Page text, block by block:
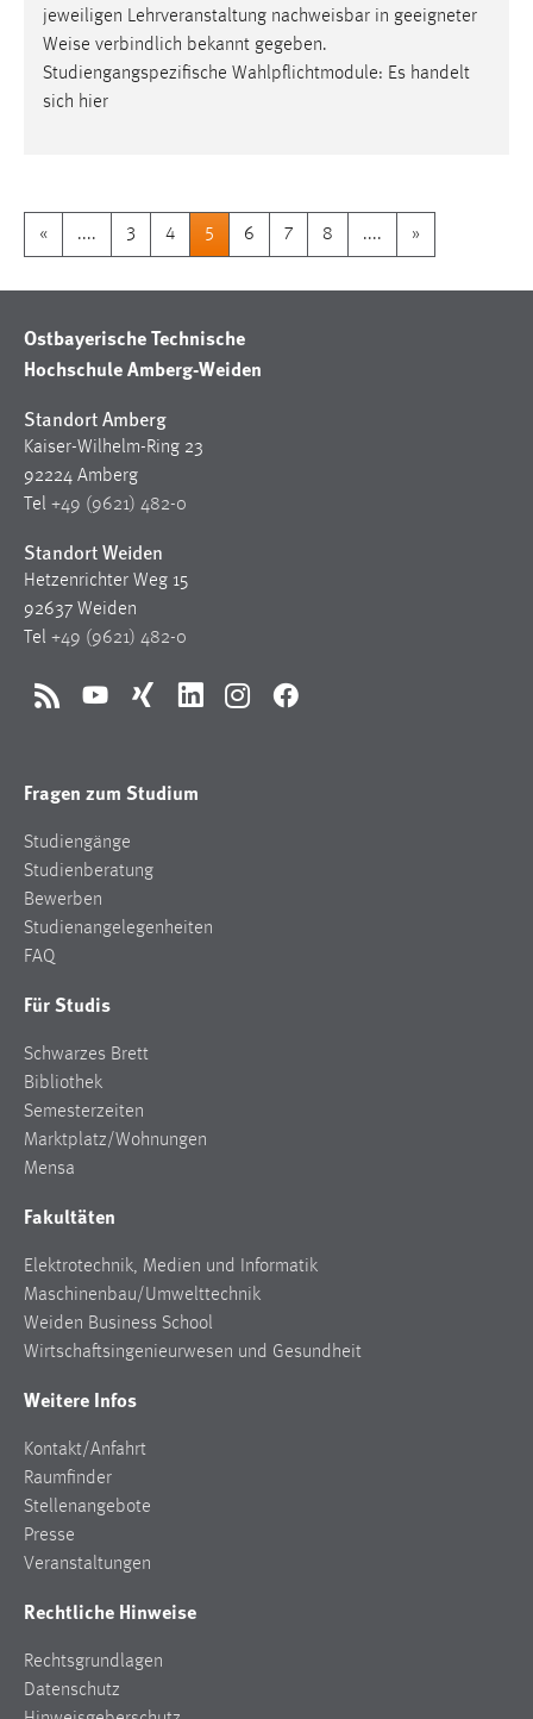
jeweiligen Lehrveranstaltung nachweisbar in geeigneter
Weise verbindlich bekannt gegeben.
Studiengangspezifische Wahlpflichtmodule: Es handelt
sich hier
« .... 3 4 5 6 7 8 .... »
Ostbayerische Technische
Hochschule Amberg-Weiden
Standort Amberg
Kaiser-Wilhelm-Ring 23
92224 Amberg
Tel +49 (9621) 482-0
Standort Weiden
Hetzenrichter Weg 15
92637 Weiden
Tel +49 (9621) 482-0
RSS YouTubeXing LinkedInInstagramFacebook
Fragen zum Studium
Studiengänge
Studienberatung
Bewerben
Studienangelegenheiten
FAQ
Für Studis
Schwarzes Brett
Bibliothek
Semesterzeiten
Marktplatz/Wohnungen
Mensa
Fakultäten
Elektrotechnik, Medien und Informatik
Maschinenbau/Umwelttechnik
Weiden Business School
Wirtschaftsingenieurwesen und Gesundheit
Weitere Infos
Kontakt/Anfahrt
Raumfinder
Stellenangebote
Presse
Veranstaltungen
Rechtliche Hinweise
Rechtsgrundlagen
Datenschutz